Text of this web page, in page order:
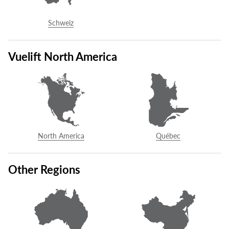
Schweiz
Vuelift North America
North America Québec
Other Regions
sich mit dem ausgewählten Savaria-Händler in Ihrer Nähe in
0800 - 32 32 322
KONTAKTIEREN SIE UNS
Gebührenfrei:
0800 - 32 32 322
info@garaventalift.de
Garaventa Lift GmbH
Karte anzeigen